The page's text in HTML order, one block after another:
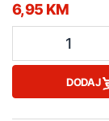
6,95 KM
1
DODAJ